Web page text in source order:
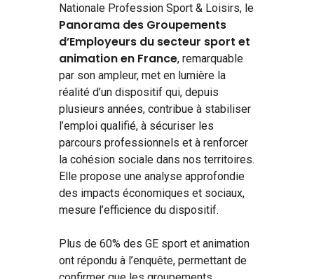
Nationale Profession Sport & Loisirs, le
Panorama des Groupements
d’Employeurs du secteur sport et
animation en France, remarquable
par son ampleur, met en lumière la
réalité d’un dispositif qui, depuis
plusieurs années, contribue à stabiliser
l’emploi qualifié, à sécuriser les
parcours professionnels et à renforcer
la cohésion sociale dans nos territoires.
Elle propose une analyse approfondie
des impacts économiques et sociaux,
mesure l’efficience du dispositif.
Plus de 60% des GE sport et animation
ont répondu à l’enquête, permettant de